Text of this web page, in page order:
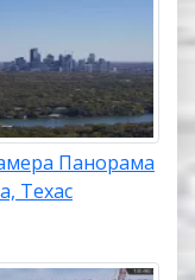
Панорама
Техас